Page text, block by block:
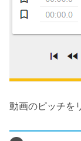
動画のピッチを